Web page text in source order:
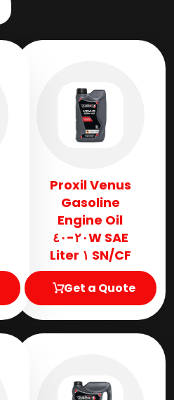
Proxil Venus
Gasoline
Engine Oil
SAE ٢٠W-٤٠
SN/CF ١ Liter
Get a Quote